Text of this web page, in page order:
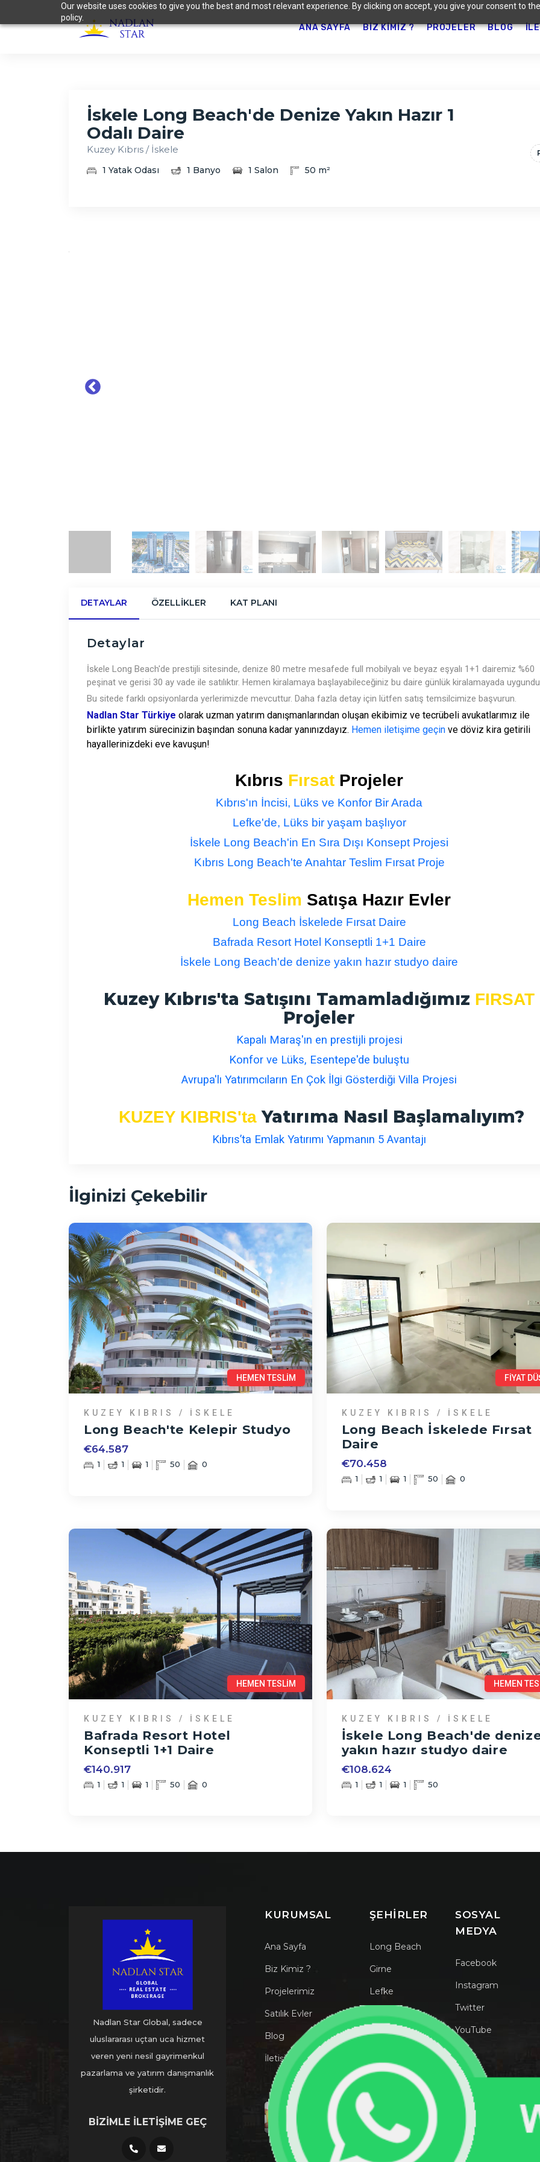
Our website uses cookies to give you the best and most relevant experience. By clicking on accept, you give your consent to
policy.
ANA SAYFA BIZ KIMIZ ? PROJELER BLOG
İskele Long Beach'de Denize Yakın Hazır 1
Odalı Daire
Kuzey Kıbrıs / İskele
1 Yatak Odası 1 Banyo 1 Salon 50 m²
DETAYLAR ÖZELLIKLER KAT PLANI
Detaylar
İskele Long Beach'de prestijli sitesinde, denize 80 metre mesafede full mobilyalı ve beyaz eşyalı 1+1 dairemiz %60
peşinat ve gerisi 30 ay vade ile satılıktır. Hemen kiralamaya başlayabileceğiniz bu daire günlük kiralamayada
Bu sitede farklı opsiyonlarda yerlerimizde mevcuttur. Daha fazla detay için lütfen satış temsilcimize başvurun.
Nadlan Star Türkiye olarak uzman yatırım danışmanlarından oluşan ekibimiz ve tecrübeli avukatlarımız ile
birlikte yatırım sürecinizin başından sonuna kadar yanınızdayız. Hemen iletişime geçin ve döviz kira getirili
hayallerinizdeki eve kavuşun!
Kıbrıs Fırsat Projeler
Kıbrıs'ın İncisi, Lüks ve Konfor Bir Arada
Lefke'de, Lüks bir yaşam başlıyor
İskele Long Beach'in En Sıra Dışı Konsept Projesi
Kıbrıs Long Beach'te Anahtar Teslim Fırsat Proje
Hemen Teslim Satışa Hazır Evler
Long Beach İskelede Fırsat Daire
Bafrada Resort Hotel Konseptli 1+1 Daire
İskele Long Beach'de denize yakın hazır studyo daire
Kuzey Kıbrıs'ta Satışını Tamamladığımız FIRSAT
Projeler
Kapalı Maraş'ın en prestijli projesi
Konfor ve Lüks, Esentepe'de buluştu
Avrupa'lı Yatırımcıların En Çok İlgi Gösterdiği Villa Projesi
KUZEY KIBRIS'taYatırıma Nasıl Başlamalıyım?
Kıbrıs’ta Emlak Yatırımı Yapmanın 5 Avantajı
İlginizi Çekebilir
HEMEN TESLİM
KUZEY KIBRIS / İSKELE
Long Beach'te Kelepir Studyo
€64.587
1 1 1 50 0
FİYAT
KUZEY KIBRIS / İSKELE
Long Beach İskelede Fırsat
Daire
€70.458
1 1 1 50 0
HEMEN TESLİM
KUZEY KIBRIS / İSKELE
Bafrada Resort Hotel
Konseptli 1+1 Daire
€140.917
1 1 1 50 0
HEMEN
KUZEY KIBRIS / İSKELE
İskele Long Beach'de
yakın hazır studyo daire
€108.624
1 1 1 50
Nadlan Star Global, sadece
uluslararası uçtan uca hizmet
veren yeni nesil gayrimenkul
pazarlama ve yatırım danışmanlık
şirketidir.
BIZIMLE İLETIŞIME GEÇ
KURUMSAL
Ana Sayfa
Biz Kimiz ?
Projelerimiz
Satılık Evler
Blog
İletişim
ŞEHIRLER
Long Beach
Girne
Lefke
Pire
SOSYAL
MEDYA
Facebook
Instagram
Twitter
YouTube
GOLDEN VISA
250.000 €'dan başlayan sıfır veya dönüşüm
projeleriyle hem değer kazanan bir gayrimenkule
yatırım yapın hem de ailenizle birlikte Avrupa'da
serbest dolaşım (Schengen) ve vatandaşlık hakkı